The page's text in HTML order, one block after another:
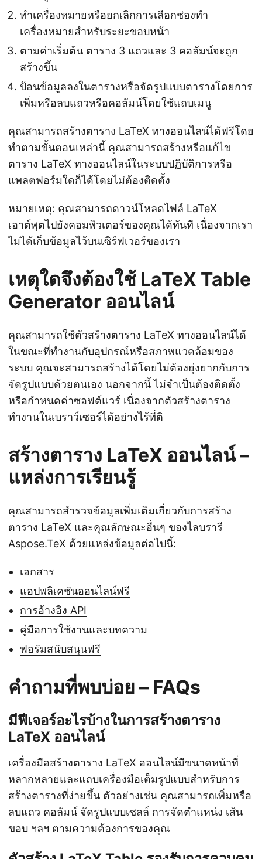
ทำเครื่องหมายหรือยกเลิกการเลือกช่องทำ
เครื่องหมายสำหรับระยะขอบหน้า
ตามค่าเริ่มต้น ตาราง 3 แถวและ 3 คอลัมน์จะถูก
สร้างขึ้น
ป้อนข้อมูลลงในตารางหรือจัดรูปแบบตารางโดยการ
เพิ่มหรือลบแถวหรือคอลัมน์โดยใช้แถบเมนู
คุณสามารถสร้างตาราง LaTeX ทางออนไลน์ได้ฟรีโดย
ทำตามขั้นตอนเหล่านี้ คุณสามารถสร้างหรือแก้ไข
ตาราง LaTeX ทางออนไลน์ในระบบปฏิบัติการหรือ
แพลตฟอร์มใดก็ได้โดยไม่ต้องติดตั้ง
หมายเหตุ: คุณสามารถดาวน์โหลดไฟล์ LaTeX
เอาต์พุตไปยังคอมพิวเตอร์ของคุณได้ทันที เนื่องจากเรา
ไม่ได้เก็บข้อมูลไว้บนเซิร์ฟเวอร์ของเรา
เหตุใดจึงต้องใช้ LaTeX Table
Generator ออนไลน์
คุณสามารถใช้ตัวสร้างตาราง LaTeX ทางออนไลน์ได้
ในขณะที่ทำงานกับอุปกรณ์หรือสภาพแวดล้อมของ
ระบบ คุณจะสามารถสร้างได้โดยไม่ต้องยุ่งยากกับการ
จัดรูปแบบด้วยตนเอง นอกจากนี้ ไม่จำเป็นต้องติดตั้ง
หรือกำหนดค่าซอฟต์แวร์ เนื่องจากตัวสร้างตาราง
ทำงานในเบราว์เซอร์ได้อย่างไร้ที่ติ
สร้างตาราง LaTeX ออนไลน์ –
แหล่งการเรียนรู้
คุณสามารถสำรวจข้อมูลเพิ่มเติมเกี่ยวกับการสร้าง
ตาราง LaTeX และคุณลักษณะอื่นๆ ของไลบรารี
Aspose.TeX ด้วยแหล่งข้อมูลต่อไปนี้:
เอกสาร
แอปพลิเคชันออนไลน์ฟรี
การอ้างอิง API
คู่มือการใช้งานและบทความ
ฟอรัมสนับสนุนฟรี
คำถามที่พบบ่อย – FAQs
มีฟีเจอร์อะไรบ้างในการสร้างตาราง
LaTeX ออนไลน์
เครื่องมือสร้างตาราง LaTeX ออนไลน์มีขนาดหน้าที่
หลากหลายและแถบเครื่องมือเต็มรูปแบบสำหรับการ
สร้างตารางที่ง่ายขึ้น ตัวอย่างเช่น คุณสามารถเพิ่มหรือ
ลบแถว คอลัมน์ จัดรูปแบบเซลล์ การจัดตำแหน่ง เส้น
ขอบ ฯลฯ ตามความต้องการของคุณ